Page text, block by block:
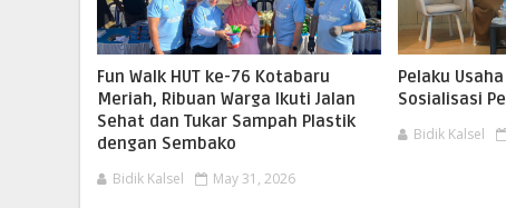
Fun Walk HUT ke-76 Kotabaru
Meriah, Ribuan Warga Ikuti Jalan
Sehat dan Tukar Sampah Plastik
dengan Sembako
Bidik Kalsel May 31, 2026
Pelaku
Sosialisasi
Bidik Kalsel